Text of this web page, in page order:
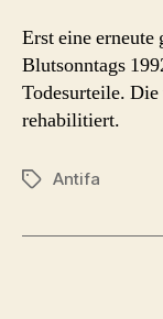
Erst eine
Blutsonntags
Todesurteile.
rehabilitiert.
Schlagwörter
Antifa